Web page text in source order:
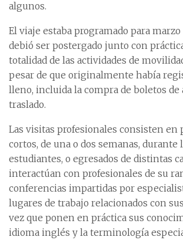
algunos.
El viaje estaba programado para marzo
debió ser postergado junto con
totalidad de las actividades de
pesar de que originalmente había
lleno, incluida la compra de boletos de
traslado.
Las visitas profesionales consisten en
cortos, de una o dos semanas, durante
estudiantes, o egresados de distintas
interactúan con profesionales de su
conferencias impartidas por
lugares de trabajo relacionados con
vez que ponen en práctica sus
idioma inglés y la terminología